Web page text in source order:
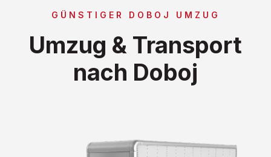
GÜNSTIGER DOBOJ UMZUG
Umzug & Transport
nach Doboj